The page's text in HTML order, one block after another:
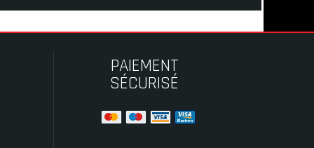
PAIEMENT
SÉCURISÉ